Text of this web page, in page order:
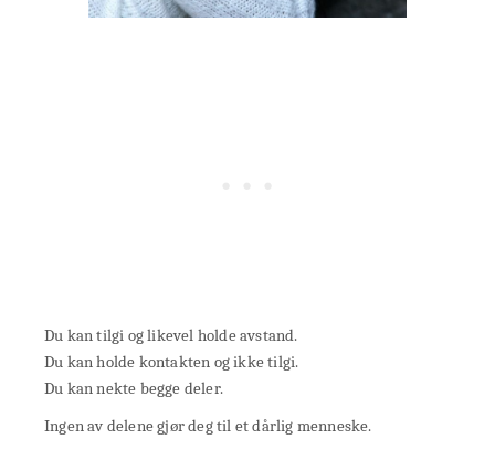
Du kan tilgi og likevel holde avstand.
Du kan holde kontakten og ikke tilgi.
Du kan nekte begge deler.
Ingen av delene gjør deg til et dårlig menneske.